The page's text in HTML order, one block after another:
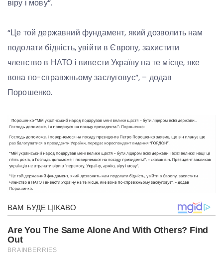
віру і мову”.
“Це той державний фундамент, який дозволить нам
подолати бідність, увійти в Європу, захистити
членство в НАТО і вивести Україну на те місце, яке
вона по-справжньому заслуговує”, – додав
Порошенко.